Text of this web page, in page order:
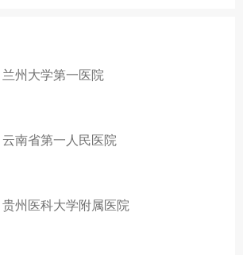
兰州大学第一医院
云南省第一人民医院
贵州医科大学附属医院